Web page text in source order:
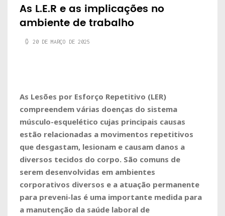
As L.E.R e as implicações no
ambiente de trabalho
20 DE MARÇO DE 2025
As Lesões por Esforço Repetitivo (LER)
compreendem várias doenças do sistema
músculo-esquelético cujas principais causas
estão relacionadas a movimentos repetitivos
que desgastam, lesionam e causam danos a
diversos tecidos do corpo. São comuns de
serem desenvolvidas em ambientes
corporativos diversos e a atuação permanente
para preveni-las é uma importante medida para
a manutenção da saúde laboral de